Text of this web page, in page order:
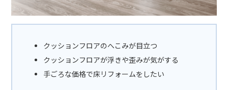
クッションフロアのへこみが目立つ
クッションフロアが浮きや歪みが気がする
手ごろな価格で床リフォームをしたい